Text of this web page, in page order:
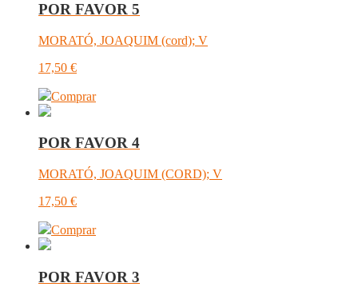
POR FAVOR 5
MORATÓ, JOAQUIM (cord); V
17,50 €
Comprar
POR FAVOR 4
MORATÓ, JOAQUIM (CORD); V
17,50 €
Comprar
POR FAVOR 3